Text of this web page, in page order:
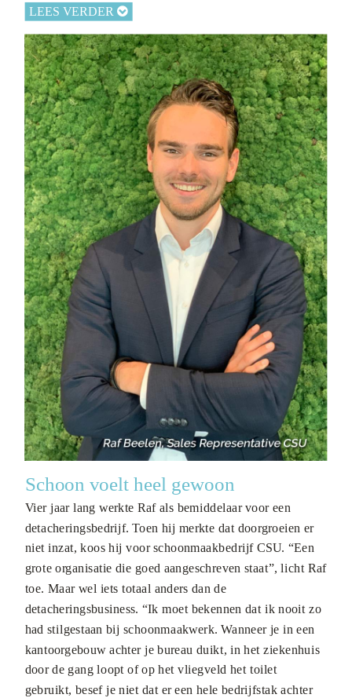
LEES VERDER
Schoon voelt heel gewoon
Vier jaar lang werkte Raf als bemiddelaar voor een
detacheringsbedrijf. Toen hij merkte dat doorgroeien er
niet inzat, koos hij voor schoonmaakbedrijf CSU. “Een
grote organisatie die goed aangeschreven staat”, licht Raf
toe. Maar wel iets totaal anders dan de
detacheringsbusiness. “Ik moet bekennen dat ik nooit zo
had stilgestaan bij schoonmaakwerk. Wanneer je in een
kantoorgebouw achter je bureau duikt, in het ziekenhuis
door de gang loopt of op het vliegveld het toilet
gebruikt, besef je niet dat er een hele bedrijfstak achter